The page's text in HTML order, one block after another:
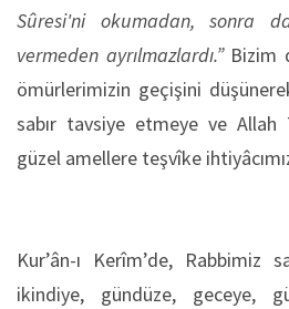
Sûresi'ni okumadan, sonra
vermeden ayrılmazlardı.”Bizim
ömürlerimizin geçişini
sabır tavsiye etmeye ve
güzel amellere teşvîke
Kur’ân-ı Kerîm’de, Rabbimiz
ikindiye, gündüze, geceye,